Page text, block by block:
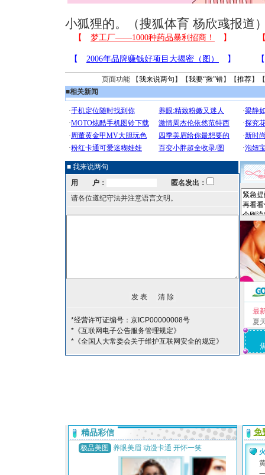
小狐狸的。（搜狐体育 杨欣彧报道
页面功能 【我来说两句 】【我要“揪”错】【推荐】
■相关新闻
■ 我来说两句
用 户：
匿名发出：
请各位遵纪守法并注意语言文明。
*经营许可证编号：京ICP00000008号
*《互联网电子公告服务管理规定》
*《全国人大常委会关于维护互联网安全的规定》
最
夏